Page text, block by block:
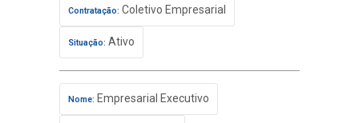
Contratação: Coletivo Empresarial
Situação: Ativo
Nome: Empresarial Executivo